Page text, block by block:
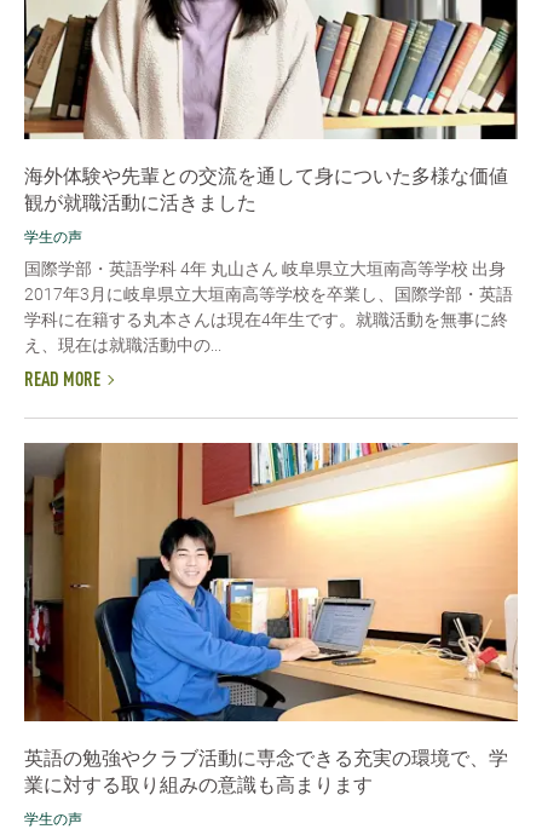
海外体験や先輩との交流を通して身についた多様な価値
観が就職活動に活きました
学生の声
国際学部・英語学科 4年 丸山さん 岐阜県立大垣南高等学校 出身
2017年3月に岐阜県立大垣南高等学校を卒業し、国際学部・英語
学科に在籍する丸本さんは現在4年生です。就職活動を無事に終
え、現在は就職活動中の...
READ MORE
英語の勉強やクラブ活動に専念できる充実の環境で、学
業に対する取り組みの意識も高まります
学生の声